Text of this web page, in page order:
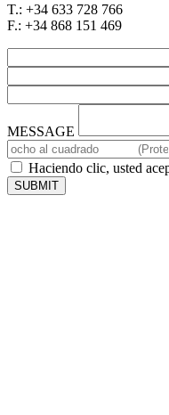
T.: +34 633 728 766
F.: +34 868 151 469
MESSAGE
Haciendo clic, usted
SUBMIT